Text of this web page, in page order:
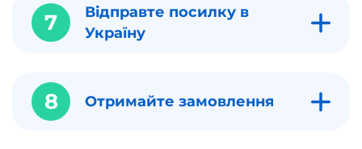
7
Відправте посилку в
Україну
8 Отримайте замовлення